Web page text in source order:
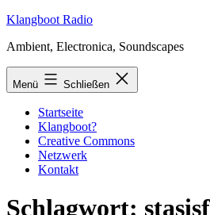
Zum
springen
Klangboot Radio
Ambient, Electronica, Soundscapes
Menü Schließen
Startseite
Klangboot?
Creative Commons
Netzwerk
Kontakt
Schlagwort: